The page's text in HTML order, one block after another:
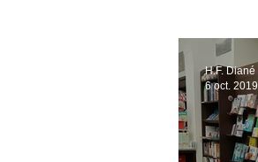
H.F. Diané
6 oct. 2019